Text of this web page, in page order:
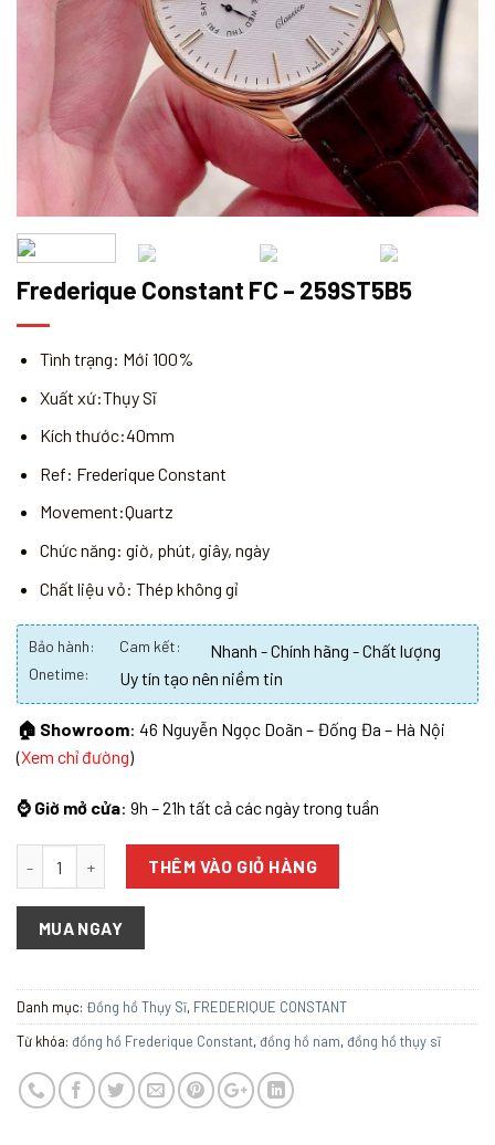
Frederique Constant FC – 259ST5B5
Tình trạng: Mới 100%
Xuất xứ:Thụy Sĩ
Kích thước:40mm
Ref: Frederique Constant
Movement:Quartz
Chức năng: giờ, phút, giây, ngày
Chất liệu vỏ: Thép không gỉ
Bảo hành: Cam kết: Nhanh - Chính hãng - Chất lượng
Onetime: Uy tín tạo nên niềm tin
🏠 Showroom: 46 Nguyễn Ngọc Doãn – Đống Đa – Hà Nội
(Xem chỉ đường)
⌚ Giờ mở cửa: 9h – 21h tất cả các ngày trong tuần
THÊM VÀO GIỎ HÀNG
MUA NGAY
Danh mục: Đồng hồ Thụy Sĩ, FREDERIQUE CONSTANT
Từ khóa: đồng hồ Frederique Constant,đồng hồ nam,đồng hồ thụy sĩ